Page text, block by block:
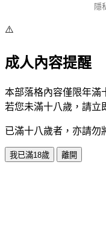
隱
⚠️
成人內容提醒
本部落格內容僅限年滿
若您未滿十八歲，請立
已滿十八歲者，亦請勿
我已滿18歲 離開